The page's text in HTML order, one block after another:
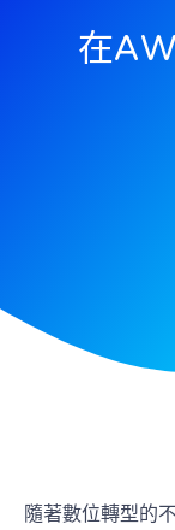
在
隨著數位轉型的